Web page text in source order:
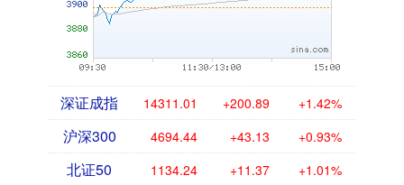
深证成指 14311.01 +200.89 +1.42%
沪深300 4694.44 +43.13 +0.93%
北证50 1134.24 +11.37 +1.01%